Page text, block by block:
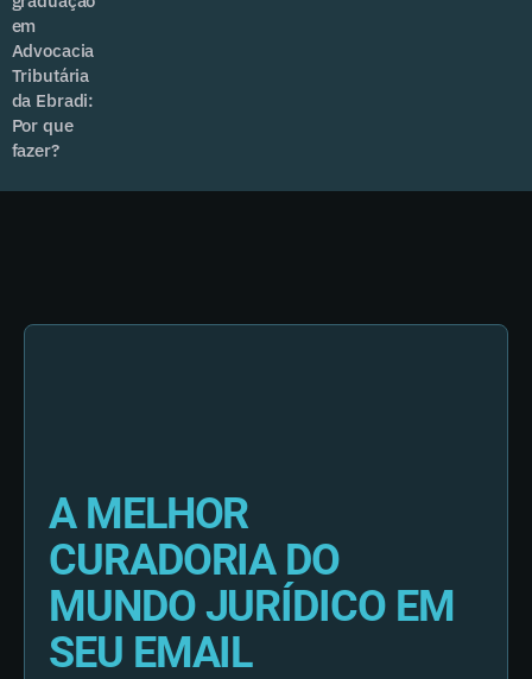
em
Advocacia
Tributária
da Ebradi:
Por que
fazer?
A MELHOR
CURADORIA DO
MUNDO JURÍDICO EM
SEU EMAIL